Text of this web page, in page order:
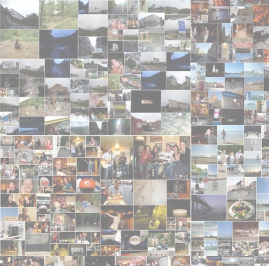
Camille- 2008-07-08 14:07:02 - 5/5
Les photos de la fete de la musique sont
achetez a la fete de la musique est vraiment
anonyme - 2008-07-08 10:39:52
:-)X :-//
Mister Tru- 2008-06-24 21:30:36 - 5/5
C'est clair que Trunel c'est vraiment un groupe
personne d'aussi classe ! Et leurs chansons !
l'ivre dort !
Charles - 2008-06-24 20:12:55 - 4/5
Helle les gars!!! Je tenais a vous dire que vous
imagination de folie je devenu fan!!! :-D A quand
Quelqu'un - 2008-06-22 18:28:55 - 5/5
A la fête de la musique vous avez été geniaux! Je
Adeline,Elodie,Hélèn- 2008-06-22 10:57:24 - 5/5
Bravo pour votre prestation d'hier soir :V) Vous
! :-D A l'année prochaine !! :-)X
Shopping girl du 75- 2008-06-18 23:52:57 - 4/5
bonjour, j'aimerais beaucoup vous avoir dans